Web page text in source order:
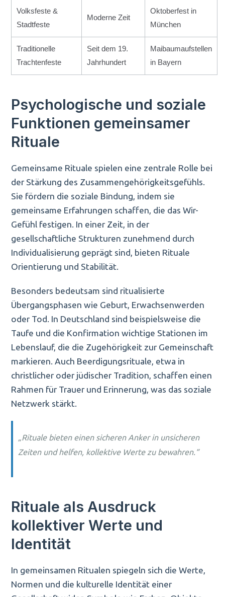
Volksfeste &
Stadtfeste
Moderne Zeit
Oktoberfest in
München
Traditionelle
Trachtenfeste
Seit dem 19.
Jahrhundert
Maibaumaufstellen
in Bayern
Psychologische und soziale
Funktionen gemeinsamer
Rituale
Gemeinsame Rituale spielen eine zentrale Rolle bei
der Stärkung des Zusammengehörigkeitsgefühls.
Sie fördern die soziale Bindung, indem sie
gemeinsame Erfahrungen schaffen, die das Wir-
Gefühl festigen. In einer Zeit, in der
gesellschaftliche Strukturen zunehmend durch
Individualisierung geprägt sind, bieten Rituale
Orientierung und Stabilität.
Besonders bedeutsam sind ritualisierte
Übergangsphasen wie Geburt, Erwachsenwerden
oder Tod. In Deutschland sind beispielsweise die
Taufe und die Konfirmation wichtige Stationen im
Lebenslauf, die die Zugehörigkeit zur Gemeinschaft
markieren. Auch Beerdigungsrituale, etwa in
christlicher oder jüdischer Tradition, schaffen einen
Rahmen für Trauer und Erinnerung, was das soziale
Netzwerk stärkt.
„Rituale bieten einen sicheren Anker in unsicheren
Zeiten und helfen, kollektive Werte zu bewahren.“
Rituale als Ausdruck
kollektiver Werte und
Identität
In gemeinsamen Ritualen spiegeln sich die Werte,
Normen und die kulturelle Identität einer